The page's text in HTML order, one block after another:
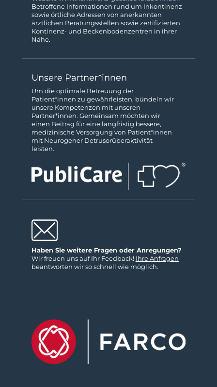
Betroffene Informationen rund um Inkontinenz
sowie örtliche Adressen von anerkannten
ärztlichen Beratungs­stellen sowie zertifizierten
Kontinenz- und Beckenboden­zentren in ihrer
Nähe.
Unsere Partner*innen
Um die optimale Betreuung der
Patient*innen zu gewähr­leisten, bündeln wir
unsere Kompeten­zen mit unseren
Partner*innen. Gemeinsam möchten wir
einen Beitrag für eine langfristig bessere,
medizinische Ver­sorgung von Patient*innen
mit Neurogener Detrusor­über­aktivität
leisten.
Haben Sie weitere Fragen oder Anregungen?
Wir freuen uns auf Ihr Feedback! Ihre Anfragen
beantworten wir so schnell wie möglich.